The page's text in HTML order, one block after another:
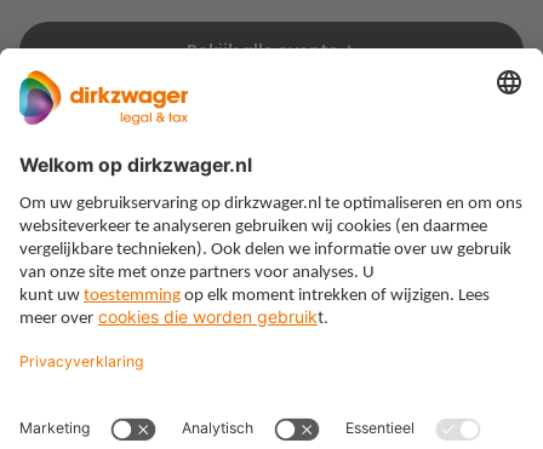
Bekijk alle events
Expertises
Thema’s